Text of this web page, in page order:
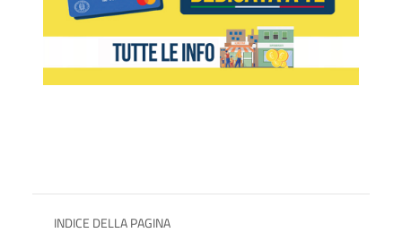
INDICE DELLA PAGINA